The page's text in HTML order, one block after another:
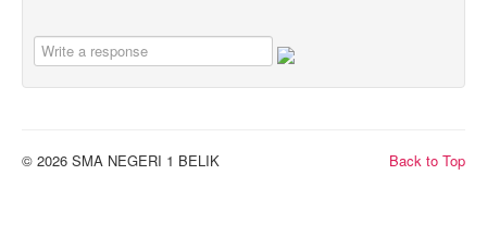
Back to Top
© 2026 SMA NEGERI 1 BELIK